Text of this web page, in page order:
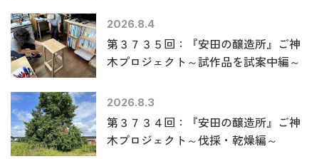
2026.8.4
第３７３５回：『安田の醸造所』ご神
木プロジェクト～試作品を試案中編～
2026.8.3
第３７３４回：『安田の醸造所』ご神
木プロジェクト～伐採・乾燥編～